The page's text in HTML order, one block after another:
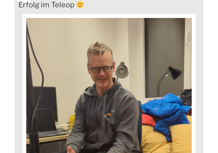
Erfolg im Teleop